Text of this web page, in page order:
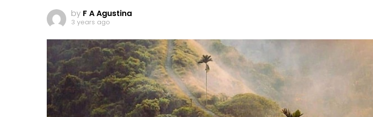
by F A Agustina
3 years ago